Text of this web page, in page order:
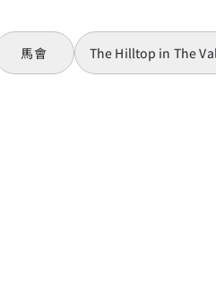
馬會 The Hilltop in The